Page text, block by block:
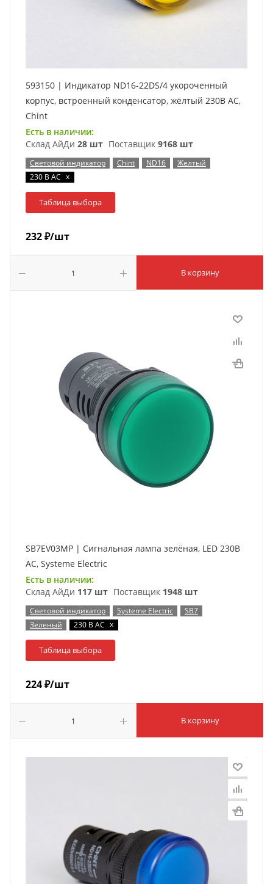
593150 | Индикатор ND16-22DS/4 укороченный
корпус, встроенный конденсатор, жёлтый 230В АС,
Chint
Есть в наличии:
Склад АйДи 28 шт Поставщик 9168 шт
Световой индикатор Chint ND16
Желтый
230 В AC x
Таблица выбора
232₽/шт
В корзину
SB7EV03MP | Сигнальная лампа зелёная, LED 230В
АС, Systeme Electric
Есть в наличии:
Склад АйДи 117 шт Поставщик 1948 шт
Световой индикатор Systeme Electric
SB7
Зеленый
230 В AC x
Таблица выбора
224₽/шт
В корзину